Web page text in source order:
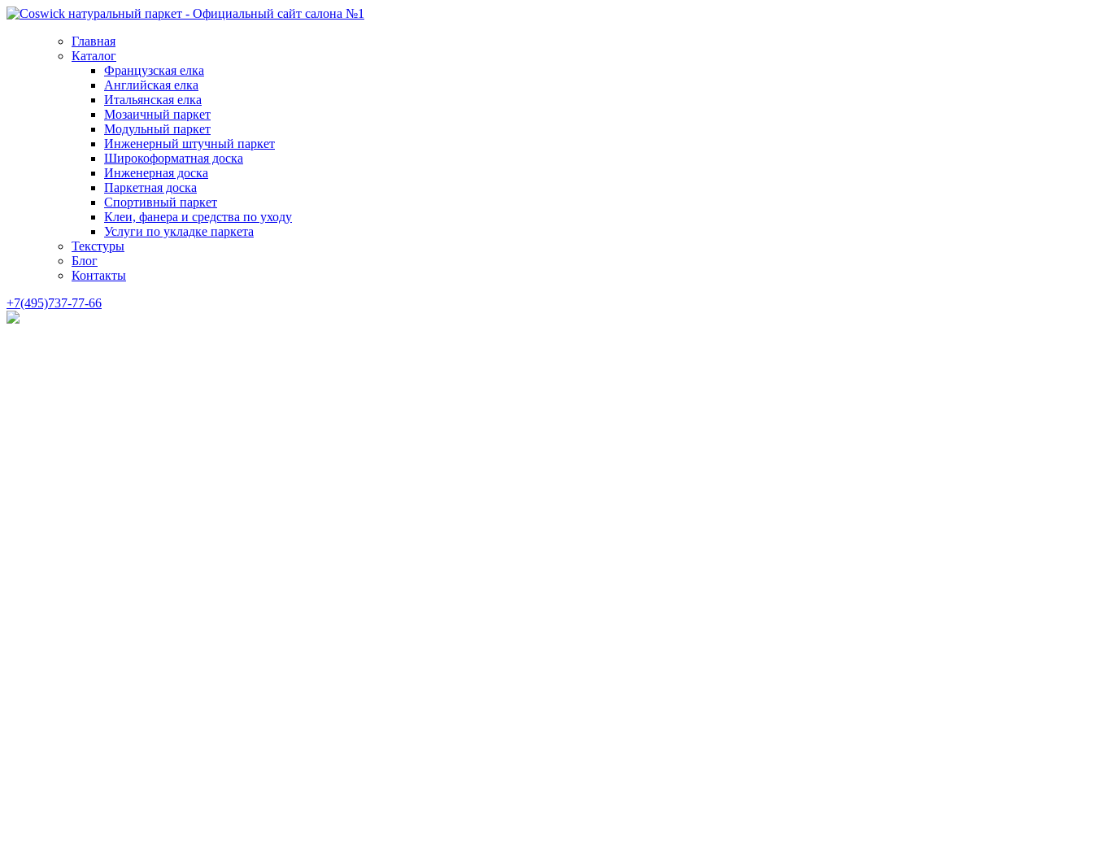
Главная
Каталог
Французская елка
Английская елка
Итальянская елка
Мозаичный паркет
Модульный паркет
Инженерный штучный паркет
Широкоформатная доска
Инженерная доска
Паркетная доска
Спортивный паркет
Клеи, фанера и средства по уходу
Услуги по укладке паркета
Текстуры
Блог
Контакты
+7(495)737-77-66